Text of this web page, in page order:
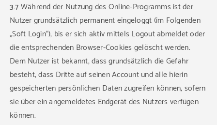
3.7Während der Nutzung des Online-Programms ist der
Nutzer grundsätzlich permanent eingeloggt (im Folgenden
„Soft Login“), bis er sich aktiv mittels Logout abmeldet oder
die entsprechenden Browser-Cookies gelöscht werden.
Dem Nutzer ist bekannt, dass grundsätzlich die Gefahr
besteht, dass Dritte auf seinen Account und alle hierin
gespeicherten persönlichen Daten zugreifen können, sofern
sie über ein angemeldetes Endgerät des Nutzers verfügen
können.